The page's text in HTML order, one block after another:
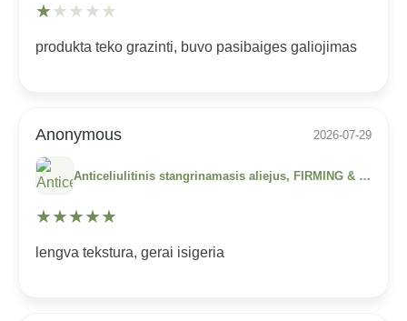
★★★★★
produkta teko grazinti, buvo pasibaiges galiojimas
Anonymous 2026-07-29
Anticeliulitinis stangrinamasis aliejus, FIRMING & REDUCING ANTI-CELLULITE OIL (250 ml)
★★★★★
lengva tekstura, gerai isigeria